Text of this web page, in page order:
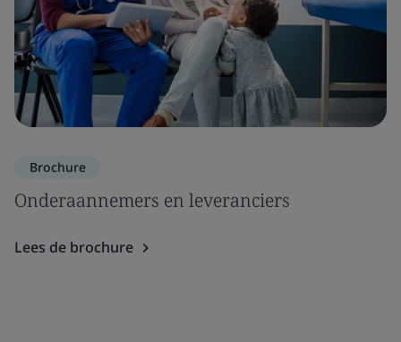
Brochure
Onderaannemers en leveranciers
Lees de brochure